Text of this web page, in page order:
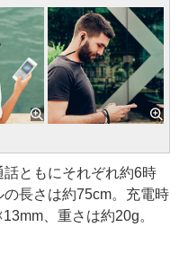
ともにそれぞれ約6時
長さは約75cm。充電時
、重さは約20g。